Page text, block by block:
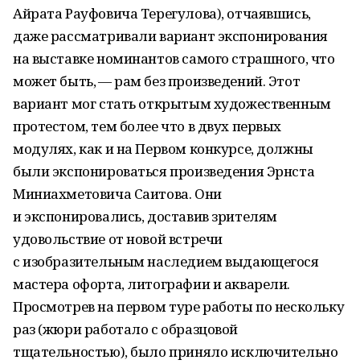
Айрата Рауфовича Терегулова), отчаявшись,
даже рассматривали вариант экспонирования
на выставке номинантов самого страшного, что
может быть, — рам без произведений. Этот
вариант мог стать открытым художественным
протестом, тем более что в двух первых
модулях, как и на Первом конкурсе, должны
были экспонироваться произведения Эрнста
Миниахметовича Саитова. Они
и экспонировались, доставив зрителям
удовольствие от новой встречи
с изобразительным наследием выдающегося
мастера офорта, литографии и акварели.
Просмотрев на первом туре работы по нескольку
раз (жюри работало с образцовой
тщательностью), было приняло исключительно